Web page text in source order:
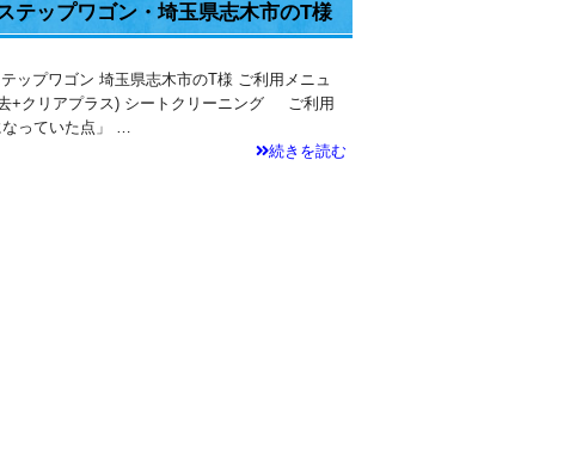
テップワゴン・埼玉県志木市のT様
ップワゴン 埼玉県志木市のT様 ご利用メニュ
+クリアプラス) シートクリーニング ご利用
なっていた点」 …
続きを読む